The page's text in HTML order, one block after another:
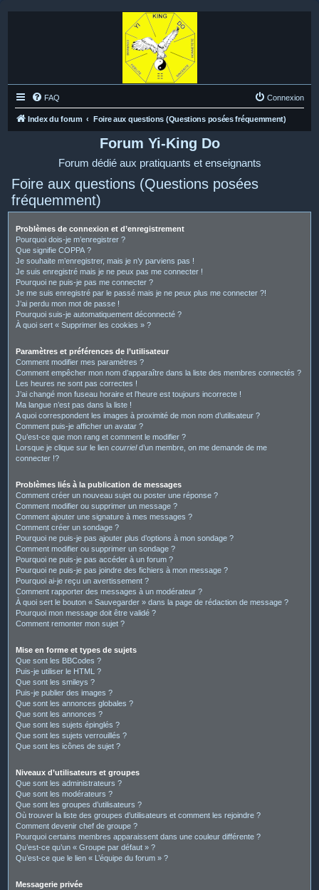
FAQ Connexion
Index du forum Foire aux questions (Questions posées fréquemment)
Forum Yi-King Do
Forum dédié aux pratiquants et enseignants
Foire aux questions (Questions posées
fréquemment)
Problèmes de connexion et d’enregistrement
Pourquoi dois-je m’enregistrer ?
Que signifie COPPA ?
Je souhaite m’enregistrer, mais je n’y parviens pas !
Je suis enregistré mais je ne peux pas me connecter !
Pourquoi ne puis-je pas me connecter ?
Je me suis enregistré par le passé mais je ne peux plus me connecter ?!
J’ai perdu mon mot de passe !
Pourquoi suis-je automatiquement déconnecté ?
À quoi sert « Supprimer les cookies » ?
Paramètres et préférences de l’utilisateur
Comment modifier mes paramètres ?
Comment empêcher mon nom d’apparaître dans la liste des membres connectés ?
Les heures ne sont pas correctes !
J’ai changé mon fuseau horaire et l’heure est toujours incorrecte !
Ma langue n’est pas dans la liste !
A quoi correspondent les images à proximité de mon nom d’utilisateur ?
Comment puis-je afficher un avatar ?
Qu’est-ce que mon rang et comment le modifier ?
Lorsque je clique sur le lien courrield’un membre, on me demande de me
connecter !?
Problèmes liés à la publication de messages
Comment créer un nouveau sujet ou poster une réponse ?
Comment modifier ou supprimer un message ?
Comment ajouter une signature à mes messages ?
Comment créer un sondage ?
Pourquoi ne puis-je pas ajouter plus d’options à mon sondage ?
Comment modifier ou supprimer un sondage ?
Pourquoi ne puis-je pas accéder à un forum ?
Pourquoi ne puis-je pas joindre des fichiers à mon message ?
Pourquoi ai-je reçu un avertissement ?
Comment rapporter des messages à un modérateur ?
À quoi sert le bouton « Sauvegarder » dans la page de rédaction de message ?
Pourquoi mon message doit être validé ?
Comment remonter mon sujet ?
Mise en forme et types de sujets
Que sont les BBCodes ?
Puis-je utiliser le HTML ?
Que sont les smileys ?
Puis-je publier des images ?
Que sont les annonces globales ?
Que sont les annonces ?
Que sont les sujets épinglés ?
Que sont les sujets verrouillés ?
Que sont les icônes de sujet ?
Niveaux d’utilisateurs et groupes
Que sont les administrateurs ?
Que sont les modérateurs ?
Que sont les groupes d’utilisateurs ?
Où trouver la liste des groupes d’utilisateurs et comment les rejoindre ?
Comment devenir chef de groupe ?
Pourquoi certains membres apparaissent dans une couleur différente ?
Qu’est-ce qu’un « Groupe par défaut » ?
Qu’est-ce que le lien « L’équipe du forum » ?
Messagerie privée